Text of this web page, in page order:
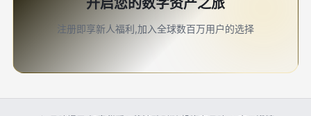
开启您的数字资产之旅
注册即享新人福利,加入全球数百万用户的选择